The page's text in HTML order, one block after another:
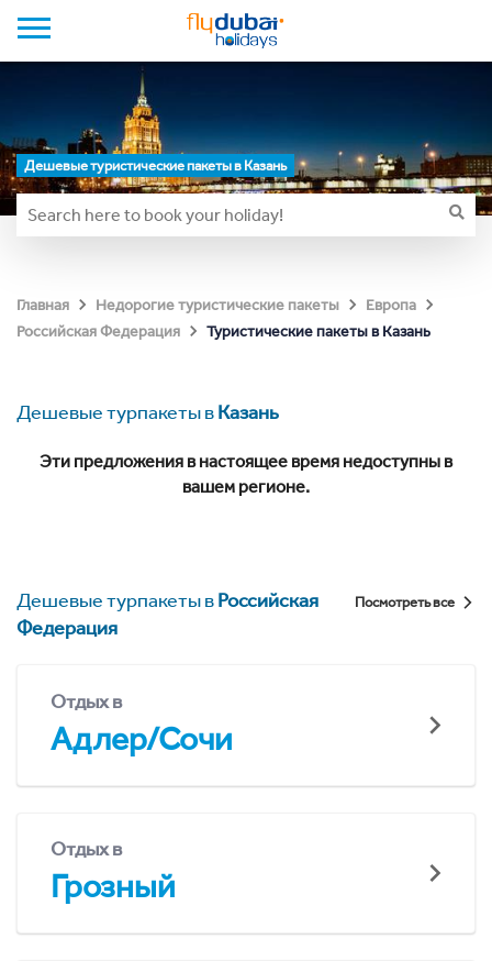
Дешевые туристические пакеты в Казань
Главная Недорогие туристические пакеты
Европа
Российская Федерация
Туристические пакеты в Казань
Дешевые турпакеты вКазань
Эти предложения в настоящее время недоступны в
вашем регионе.
Дешевые турпакеты вРоссийская
Федерация
Посмотреть все
Отдых в
Адлер/Сочи
Отдых в
Грозный